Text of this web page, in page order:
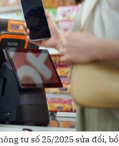
tư số 25/2025 sửa đổi, bổ